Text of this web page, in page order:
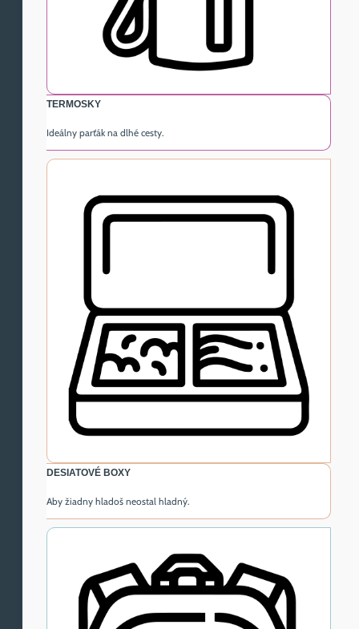
TERMOSKY
Ideálny parťák na dlhé cesty.
DESIATOVÉ BOXY
Aby žiadny hladoš neostal hladný.